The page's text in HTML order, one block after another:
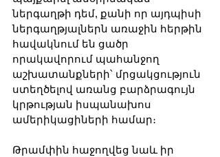
ներգաղթի դեմ, քանի որ այդպիսի
ներգաղթյալներն առաջին հերթին
հավակնում են ցածր
որակավորում պահանջող
աշխատանքների՝ մրցակցություն
ստեղծելով առանց բարձրագույն
կրթության իսպանախոս
ամերիկացիների համար։
Թրամփին հաջողվեց նաև իր